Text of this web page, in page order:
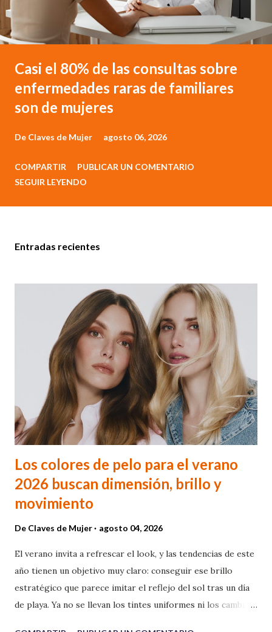
Casi el 80% de las consultas sobre
enfermedades raras de familiares
son de mujeres
De Claves de Mujer agosto 06, 2026
COMPARTIR
PUBLICAR UN COMENTARIO
SEGUIR LEYENDO
Entradas recientes
Los colores de pelo para el verano
2026 buscan dimensión, brillo y
movimiento
De Claves de Mujer agosto 04, 2026
El verano invita a refrescar el look, y las tendencias de este
año tienen un objetivo muy claro: conseguir ese brillo
estratégico que parece imitar el reflejo del sol tras un día
de playa. Ya no se llevan los tintes uniformes ni los cambios